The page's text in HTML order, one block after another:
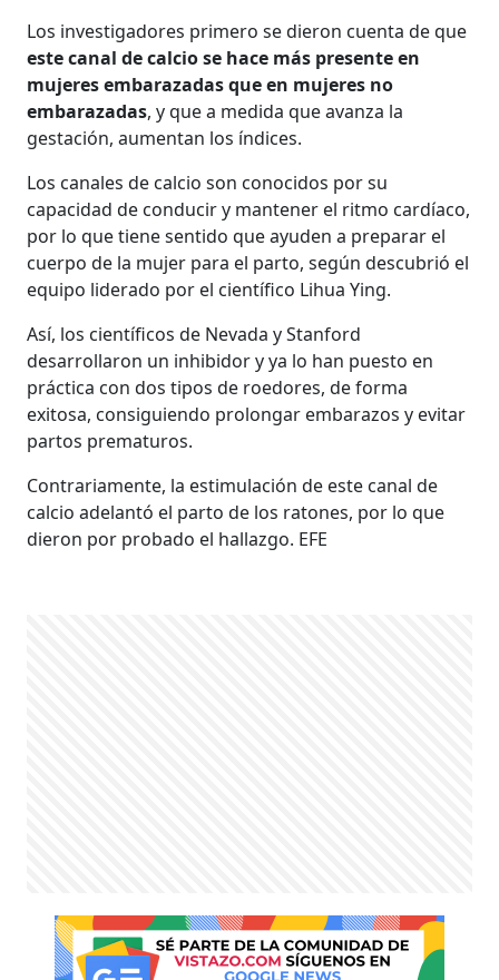
Los investigadores primero se dieron cuenta de que
este canal de calcio se hace más presente en
mujeres embarazadas que en mujeres no
embarazadas, y que a medida que avanza la
gestación, aumentan los índices.
Los canales de calcio son conocidos por su
capacidad de conducir y mantener el ritmo cardíaco,
por lo que tiene sentido que ayuden a preparar el
cuerpo de la mujer para el parto, según descubrió el
equipo liderado por el científico Lihua Ying.
Así, los científicos de Nevada y Stanford
desarrollaron un inhibidor y ya lo han puesto en
práctica con dos tipos de roedores, de forma
exitosa, consiguiendo prolongar embarazos y evitar
partos prematuros.
Contrariamente, la estimulación de este canal de
calcio adelantó el parto de los ratones, por lo que
dieron por probado el hallazgo. EFE